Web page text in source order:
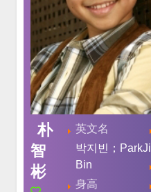
朴
智
彬
英文名
박지빈；ParkJi
Bin
身高